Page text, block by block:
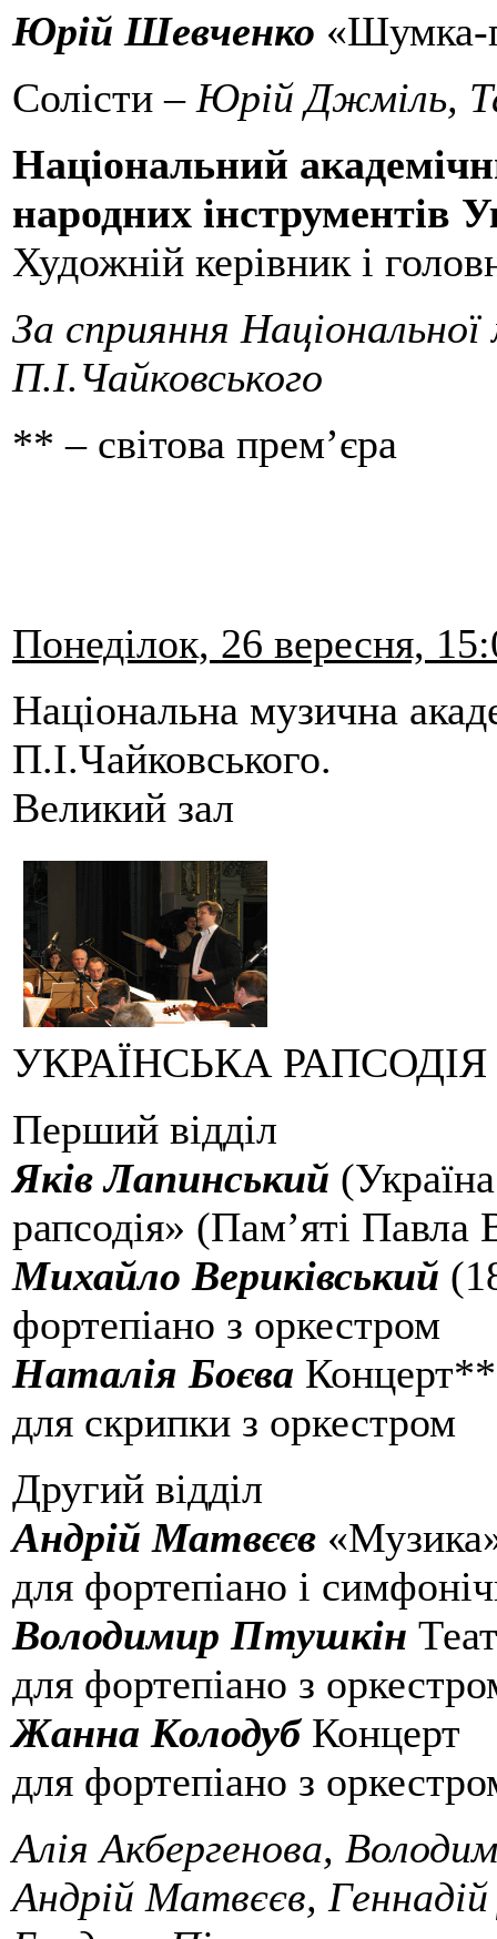
Юрій Шевченко «Шумка-
Солісти – Юрій Джміль,
Національний
народних інструментів
Художній керівник і
За сприяння Національної
П.І.Чайковського
** – світова прем’єра
Понеділок, 26 вересня,
Національна музична
П.І.Чайковського.
Великий зал
УКРАЇНСЬКА РАПСОДІЯ
Перший відділ
Яків Лапинський
рапсодія» (Пам’яті Павла
Михайло Вериківський
фортепіано з оркестром
Наталія Боєва Концерт**
для скрипки з оркестром
Другий відділ
Андрій Матвєєв
для фортепіано і
Володимир Птушкін
для фортепіано з
Жанна КолодубКонцерт
для фортепіано з
Алія Акбергенова,
Андрій Матвєєв,